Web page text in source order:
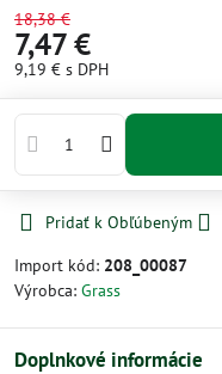
18,38 €
7,47 €
9,19 € s DPH
Pridať k Obľúbeným
Import kód: 208_00087
Výrobca: Grass
Doplnkové informácie